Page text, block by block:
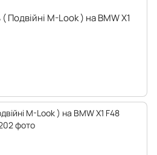
Подвійні M-Look ) на BMW X1